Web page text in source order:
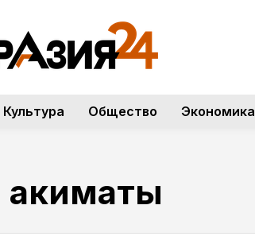
Культура Общество Экономика
акиматы